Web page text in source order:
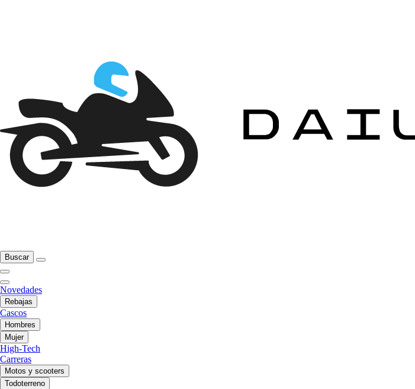
Buscar
Novedades
Rebajas
Cascos
Hombres
Mujer
High-Tech
Carreras
Motos y scooters
Todoterreno